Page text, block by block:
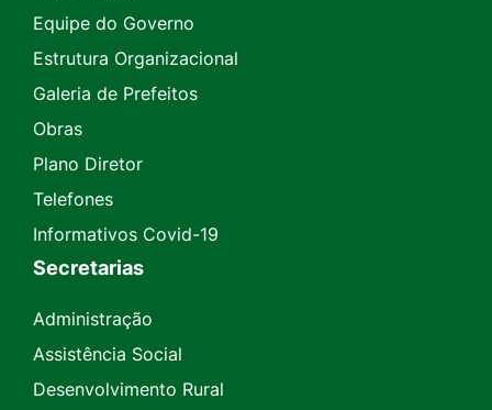
Equipe do Governo
Estrutura Organizacional
Galeria de Prefeitos
Obras
Plano Diretor
Telefones
Informativos Covid-19
Secretarias
Administração
Assistência Social
Desenvolvimento Rural